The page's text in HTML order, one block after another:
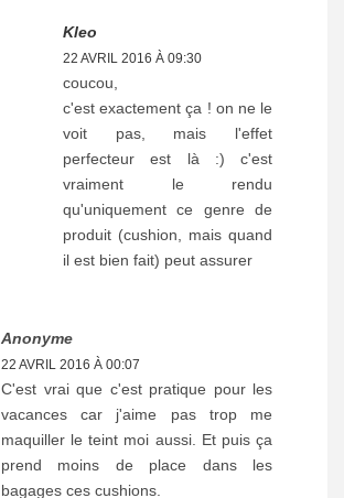
Kleo
22 AVRIL 2016 À 09:30
coucou,
c'est exactement ça ! on ne le
voit pas, mais l'effet
perfecteur est là :) c'est
vraiment le rendu
qu'uniquement ce genre de
produit (cushion, mais quand
il est bien fait) peut assurer
Anonyme
22 AVRIL 2016 À 00:07
C'est vrai que c'est pratique pour les
vacances car j'aime pas trop me
maquiller le teint moi aussi. Et puis ça
prend moins de place dans les
bagages ces cushions.